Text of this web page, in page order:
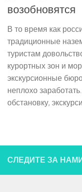
возобновятся
В то время как
традиционные
туристам
курортных зон и
экскурсионные
неплохо
обстановку,
СЛЕДИТЕ ЗА